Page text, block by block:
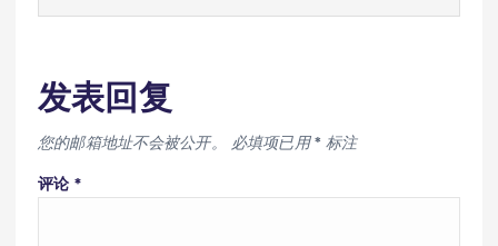
发表回复
您的邮箱地址不会被公开。 必填项已用* 标注
评论 *